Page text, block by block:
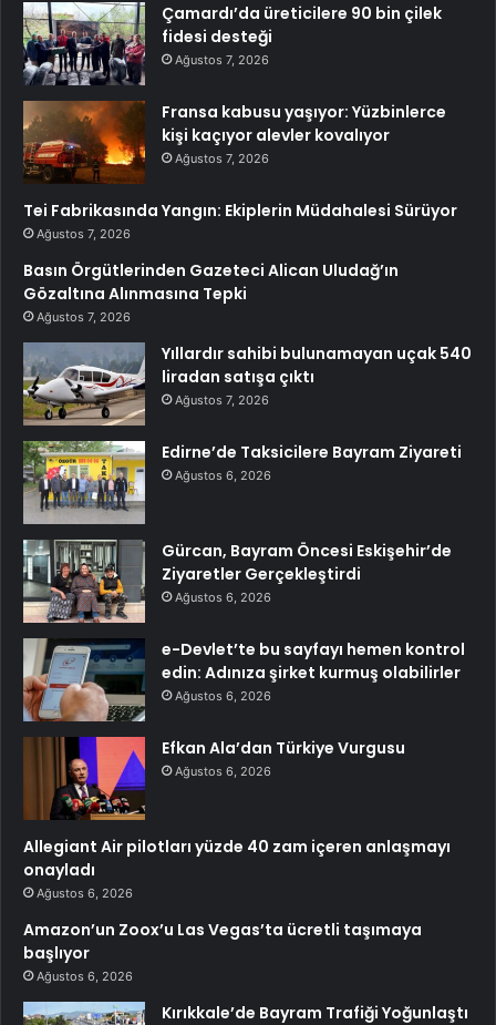
Çamardı’da üreticilere 90 bin çilek
fidesi desteği
Ağustos 7, 2026
Fransa kabusu yaşıyor: Yüzbinlerce
kişi kaçıyor alevler kovalıyor
Ağustos 7, 2026
Tei Fabrikasında Yangın: Ekiplerin Müdahalesi Sürüyor
Ağustos 7, 2026
Basın Örgütlerinden Gazeteci Alican Uludağ’ın
Gözaltına Alınmasına Tepki
Ağustos 7, 2026
Yıllardır sahibi bulunamayan uçak 540
liradan satışa çıktı
Ağustos 7, 2026
Edirne’de Taksicilere Bayram Ziyareti
Ağustos 6, 2026
Gürcan, Bayram Öncesi Eskişehir’de
Ziyaretler Gerçekleştirdi
Ağustos 6, 2026
e-Devlet’te bu sayfayı hemen kontrol
edin: Adınıza şirket kurmuş olabilirler
Ağustos 6, 2026
Efkan Ala’dan Türkiye Vurgusu
Ağustos 6, 2026
Allegiant Air pilotları yüzde 40 zam içeren anlaşmayı
onayladı
Ağustos 6, 2026
Amazon’un Zoox’u Las Vegas’ta ücretli taşımaya
başlıyor
Ağustos 6, 2026
Kırıkkale’de Bayram Trafiği Yoğunlaştı